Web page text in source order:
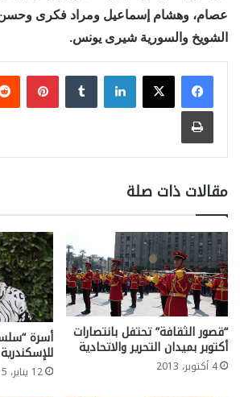
عصام، وهشام إسماعيل ومراد فكرى وحسن
الشويخ والسورية شيرى يونس.
لينكدإن
طباعة
مقالات ذات صلة
“قصور الثقافة” تحتفل بانتصارات
أكتوبر بميدان التحرير والاتحادية
4 أكتوبر، 2013
أسرة
12 يناير، 2015